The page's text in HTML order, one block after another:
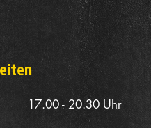
17.00 - 20.30 Uhr